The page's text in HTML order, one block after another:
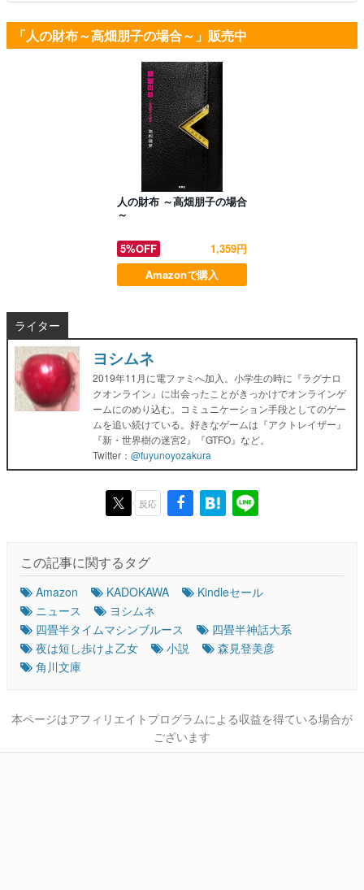
「人の財布～高畑朋子の場合～」販売中
人の財布 ～高畑朋子の場合
～
5%OFF
1,359円
Amazonで購入
ライター
ヨシムネ
2019年11月に電ファミへ加入。小学生の時に『ラグナロ
クオンライン』に出会ったことがきっかけでオンラインゲ
ームにのめり込む。コミュニケーション手段としてのゲー
ムを追い続けている。好きなゲームは『アクトレイザー』
『新・世界樹の迷宮2』『GTFO』など。
Twitter： @fuyunoyozakura
反応
この記事に関するタグ
Amazon KADOKAWA
Kindleセール
ニュース
ヨシムネ
四畳半タイムマシンブルース
四畳半神話大系
夜は短し歩けよ乙女
小説
森見登美彦
角川文庫
本ページはアフィリエイトプログラムによる収益を得ている場合が
ございます